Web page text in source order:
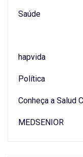
Saúde
hapvida
Política
Conheça a Salud
MEDSENIOR